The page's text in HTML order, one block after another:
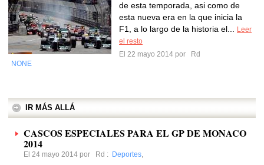
de esta temporada, asi como de
esta nueva era en la que inicia la
F1, a lo largo de la historia el...
Leer
el resto
El 22 mayo 2014 por
Rd
NONE
IR MÁS ALLÁ
CASCOS ESPECIALES PARA EL GP DE MONACO
2014
El 24 mayo 2014 por Rd : Deportes,